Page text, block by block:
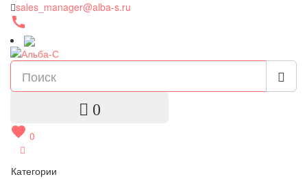
sales_manager@alba-s.ru
call
0
favorite 0
Категории